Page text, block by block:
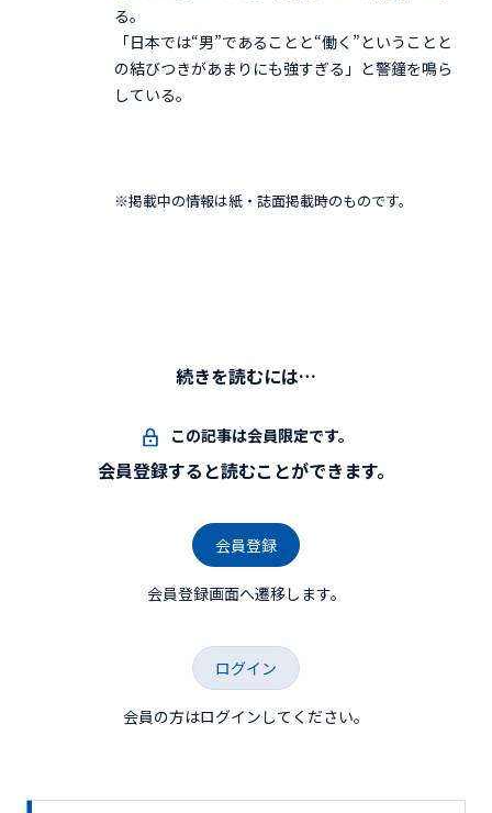
る。
「日本では“男”であることと“働く”ということと
の結びつきがあまりにも強すぎる」と警鐘を鳴ら
している。
※掲載中の情報は紙・誌面掲載時のものです。
続きを読むには…
この記事は会員限定です。
会員登録すると読むことができます。
会員登録
会員登録画面へ遷移します。
ログイン
会員の方はログインしてください。